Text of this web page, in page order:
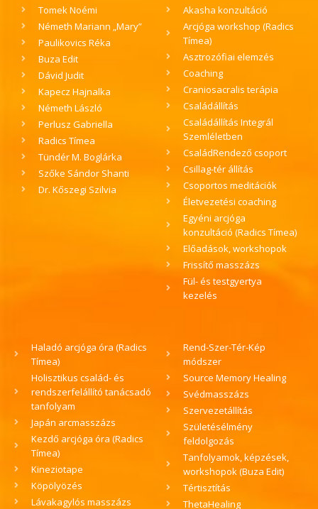
Tomek Noémi
Németh Mariann „Mary”
Paulikovics Réka
Buza Edit
Dávid Judit
Kapecz Hajnalka
Németh László
Perlusz Gabriella
Radics Tímea
Tündér M. Boglárka
Szőke Sándor Shanti
Dr. Kőszegi Szilvia
Akasha konzultáció
Arcjóga workshop (Radics
Tímea)
Asztrozófiai elemzés
Coaching
Craniosacralis terápia
Családállítás
Családállítás Integrál
Szemléletben
CsaládRendező csoport
Csillag-tér állítás
Csoportos meditációk
Életvezetési coaching
Egyéni arcjóga
konzultáció (Radics Tímea)
Előadások, workshopok
Frissítő masszázs
Fül- és testgyertya
kezelés
Haladó arcjóga óra (Radics
Tímea)
Holisztikus család- és
rendszerfelállító tanácsadó
tanfolyam
Japán arcmasszázs
Kezdő arcjóga óra (Radics
Tímea)
Kineziotape
Köpölyözés
Lávakagylós masszázs
Rend-Szer-Tér-Kép
módszer
Source Memory Healing
Svédmasszázs
Szervezetállítás
Születésélmény
feldolgozás
Tanfolyamok, képzések,
workshopok (Buza Edit)
Tértisztítás
ThetaHealing